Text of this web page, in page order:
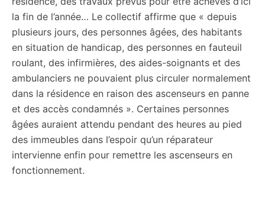
la fin de l’année… Le collectif affirme que « depuis
plusieurs jours, des personnes âgées, des habitants
en situation de handicap, des personnes en fauteuil
roulant, des infirmières, des aides-soignants et des
ambulanciers ne pouvaient plus circuler normalement
dans la résidence en raison des ascenseurs en panne
et des accès condamnés ». Certaines personnes
âgées auraient attendu pendant des heures au pied
des immeubles dans l’espoir qu’un réparateur
intervienne enfin pour remettre les ascenseurs en
fonctionnement.